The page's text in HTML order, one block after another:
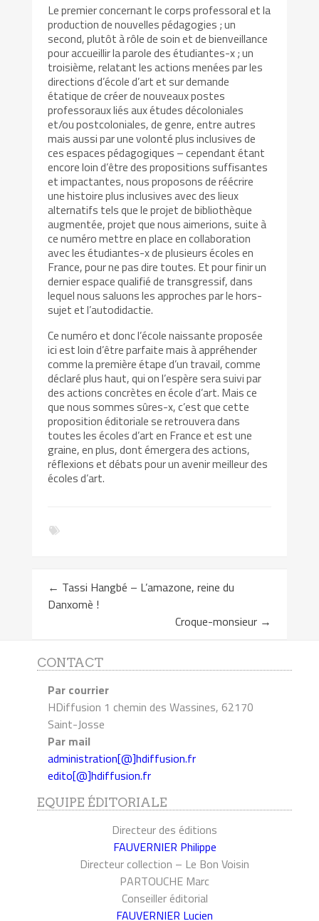
Le premier concernant le corps professoral et la
production de nouvelles pédagogies ; un
second, plutôt à rôle de soin et de bienveillance
pour accueillir la parole des étudiantes-x ; un
troisième, relatant les actions menées par les
directions d’école d’art et sur demande
étatique de créer de nouveaux postes
professoraux liés aux études décoloniales
et/ou postcoloniales, de genre, entre autres
mais aussi par une volonté plus inclusives de
ces espaces pédagogiques – cependant étant
encore loin d’être des propositions suffisantes
et impactantes, nous proposons de réécrire
une histoire plus inclusives avec des lieux
alternatifs tels que le projet de bibliothèque
augmentée, projet que nous aimerions, suite à
ce numéro mettre en place en collaboration
avec les étudiantes-x de plusieurs écoles en
France, pour ne pas dire toutes. Et pour finir un
dernier espace qualifié de transgressif, dans
lequel nous saluons les approches par le hors-
sujet et l’autodidactie.
Ce numéro et donc l’école naissante proposée
ici est loin d’être parfaite mais à appréhender
comme la première étape d’un travail, comme
déclaré plus haut, qui on l’espère sera suivi par
des actions concrètes en école d’art. Mais ce
que nous sommes sûres-x, c’est que cette
proposition éditoriale se retrouvera dans
toutes les écoles d’art en France et est une
graine, en plus, dont émergera des actions,
réflexions et débats pour un avenir meilleur des
écoles d’art.
← Tassi Hangbé – L’amazone, reine du
Danxomè !
Croque-monsieur →
CONTACT
Par courrier
HDiffusion 1 chemin des Wassines, 62170
Saint-Josse
Par mail
administration[@]hdiffusion.fr
edito[@]hdiffusion.fr
EQUIPE ÉDITORIALE
Directeur des éditions
FAUVERNIER Philippe
Directeur collection – Le Bon Voisin
PARTOUCHE Marc
Conseiller éditorial
FAUVERNIER Lucien